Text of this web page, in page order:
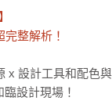
整解析！
x 設計工具和配色
設計現場！